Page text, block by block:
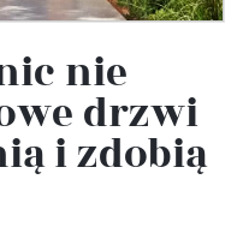
nie
drzwi
i zdobią